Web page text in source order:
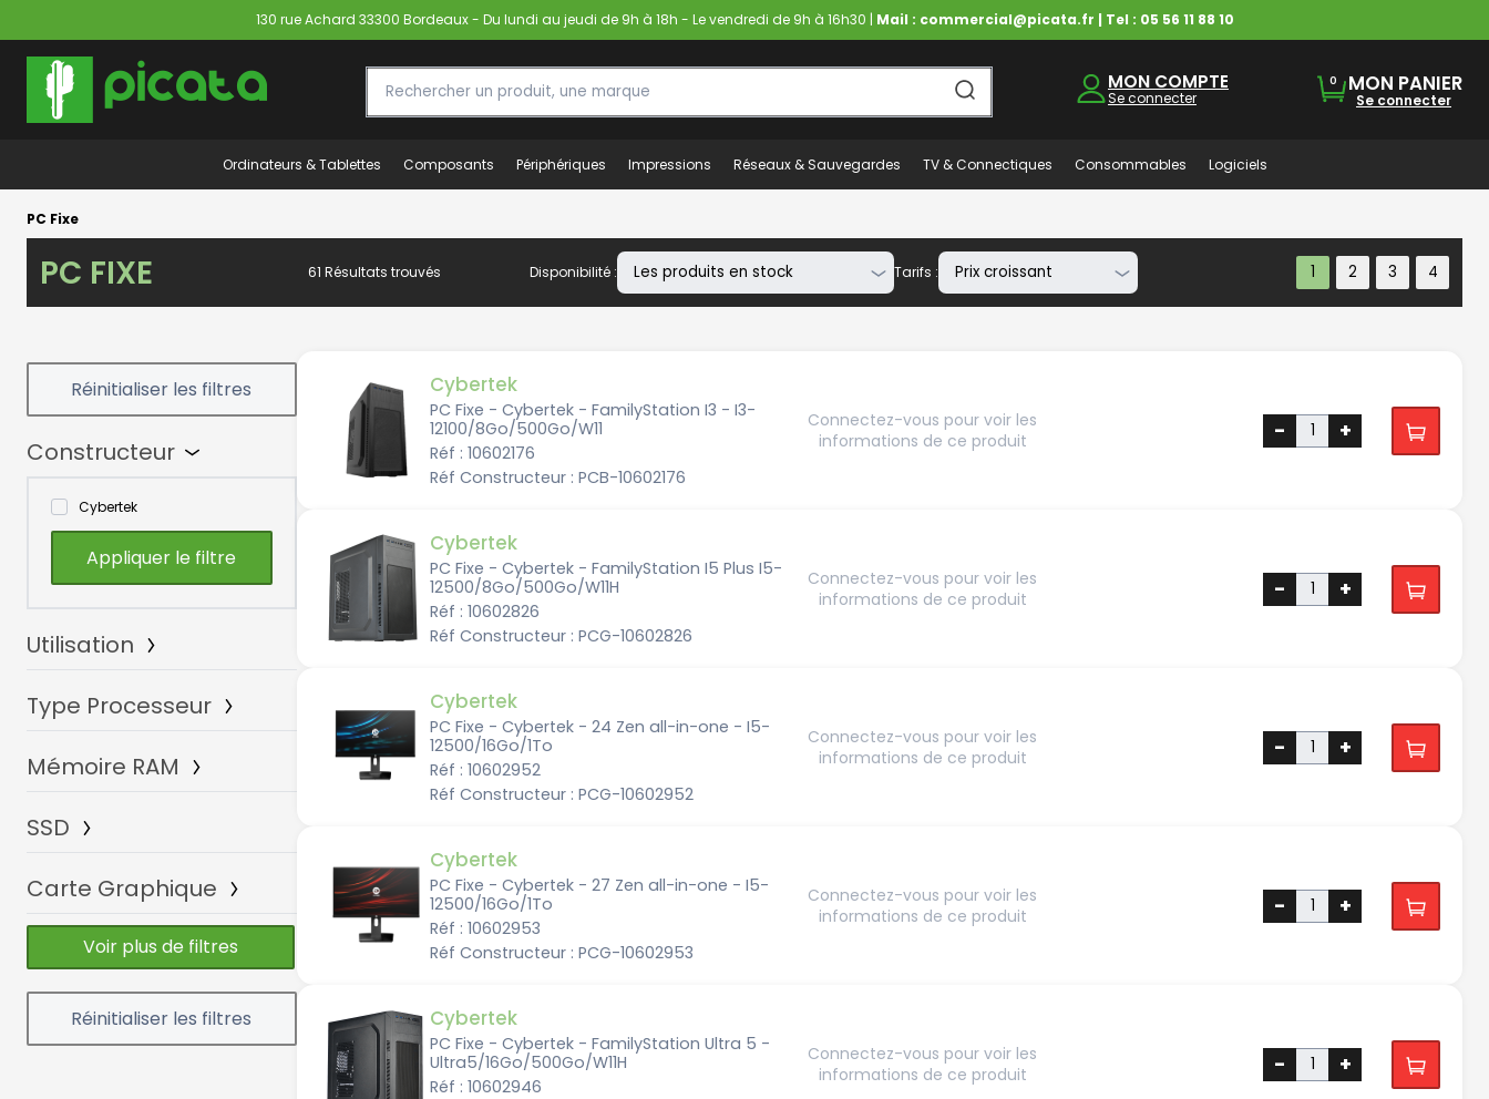
130 rue Achard 33300 Bordeaux - Du lundi au jeudi de 9h à 18h - Le vendredi de 9h à 16h30 | Mail : commercial@picata.fr | Tel : 05 56 11 88 10
MON COMPTE
Se connecter
0 MON PANIER
Se connecter
Ordinateurs & Tablettes Composants Périphériques Impressions Réseaux & Sauvegardes TV & Connectiques Consommables Logiciels
PC Fixe
PC FIXE 61 Résultats trouvés Disponibilité : Tarifs :
Constructeur
Cybertek
Utilisation
Bureautique
Gamer
Pro
Type Processeur
Intel Core i3
Intel Core i9
AMD Ryzen 5
AMD Ryzen 7
Mémoire RAM
8Go
64Go
SSD
240/256Go
480/512Go
960Go/1To
2To
Carte Graphique
AMD Radeon intégré
AMD Radeon RX 9060 XT
AMD Radeon RX 9070
AMD Radeon RX 9070 XT
Intel intégré
Voir plus de filtres
Cybertek
PC Fixe - Cybertek - FamilyStation I3 - I3-
12100/8Go/500Go/W11
Réf : 10602176
Réf Constructeur : PCB-10602176
Connectez-vous pour voir les
informations de ce produit
- +
Cybertek
PC Fixe - Cybertek - FamilyStation I5 Plus I5-
12500/8Go/500Go/W11H
Réf : 10602826
Réf Constructeur : PCG-10602826
Connectez-vous pour voir les
informations de ce produit
- +
Cybertek
PC Fixe - Cybertek - 24 Zen all-in-one - I5-
12500/16Go/1To
Réf : 10602952
Réf Constructeur : PCG-10602952
Connectez-vous pour voir les
informations de ce produit
- +
Cybertek
PC Fixe - Cybertek - 27 Zen all-in-one - I5-
12500/16Go/1To
Réf : 10602953
Réf Constructeur : PCG-10602953
Connectez-vous pour voir les
informations de ce produit
- +
Cybertek
PC Fixe - Cybertek - FamilyStation Ultra 5 -
Ultra5/16Go/500Go/W11H
Réf : 10602946
Connectez-vous pour voir les
informations de ce produit
- +